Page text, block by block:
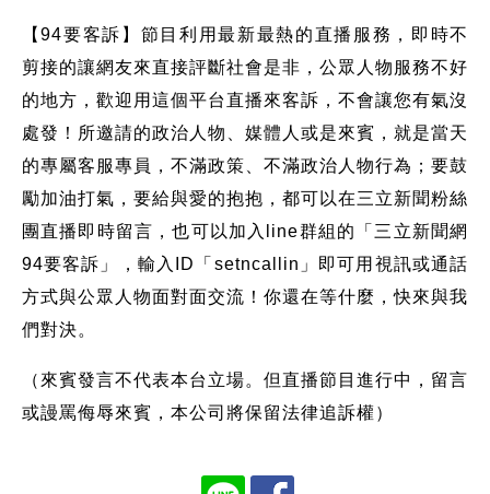
【94要客訴】節目利用最新最熱的直播服務，即時不
剪接的讓網友來直接評斷社會是非，公眾人物服務不好
的地方，歡迎用這個平台直播來客訴，不會讓您有氣沒
處發！所邀請的政治人物、媒體人或是來賓，就是當天
的專屬客服專員，不滿政策、不滿政治人物行為；要鼓
勵加油打氣，要給與愛的抱抱，都可以在三立新聞粉絲
團直播即時留言，也可以加入line群組的「三立新聞網
94要客訴」，輸入ID「setncallin」即可用視訊或通話
方式與公眾人物面對面交流！你還在等什麼，快來與我
們對決。
（來賓發言不代表本台立場。但直播節目進行中，留言
或謾罵侮辱來賓，本公司將保留法律追訴權）